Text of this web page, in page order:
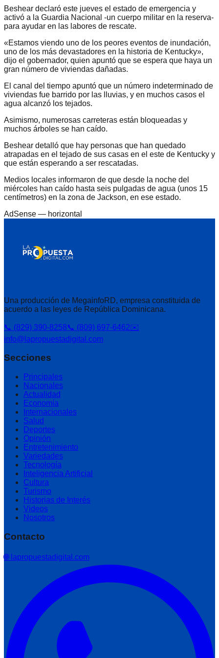
Beshear declaró este jueves el estado de emergencia y
activó a la Guardia Nacional -un cuerpo militar en la reserva-
para ayudar en las labores de rescate.
«Estamos viendo uno de los peores eventos de inundación,
uno de los más devastadores en la historia de Kentucky»,
dijo el gobernador, quien apuntó que se espera que haya un
gran número de viviendas dañadas.
El canal del tiempo apuntó que un número indeterminado de
viviendas fue barrido por las lluvias, y en muchos casos el
agua alcanzó los tejados.
Asimismo, numerosas carreteras están bloqueadas y
muchos árboles se han caído.
Beshear detalló que hay personas que han quedado
atrapadas en el tejado de sus casas en el este de Kentucky y
que están esperando a ser rescatadas.
Medios locales informaron de que desde la noche del
miércoles han caído hasta seis pulgadas de agua (unos 15
centímetros) en la zona de Jackson, en ese estado.
AdSense — horizontal
Una producción de MegainfoRD, empresa constituida de
acuerdo a las leyes de República Dominicana.
📞 (829) 390-8258📞 (809) 697-6462✉️
info@lapropuestadigital.com
Secciones
Principales
Nacionales
Actualidad
Economía
Internacionales
Salud
Deportes
Opinión
Entretenimiento
Variedades
Tecnología
Inteligencia Artificial
Cultura
Turismo
Historias de Interés
Videos
Nosotros
Contacto
🌐 lapropuestadigital.com